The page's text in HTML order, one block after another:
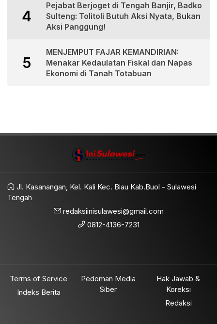
4
Pejabat Berjoget di Tengah Banjir, Badko
Sulteng: Tolitoli Butuh Aksi Nyata, Bukan
Aksi Panggung!
5
MENJEMPUT FAJAR KEMANDIRIAN:
Menakar Kedaulatan Fiskal dan Napas
Ekonomi di Tanah Totabuan
Jl. Kasanangan, Kel. Kali Kec. Biau Kab.Buol - Sulawesi
Tengah
redaksiinisulawesi@gmail.com
0812-4136-7231
Terms of Service
Indeks Berita
Pedoman Media
Siber
Hak Jawab &
Koreksi
Redaksi